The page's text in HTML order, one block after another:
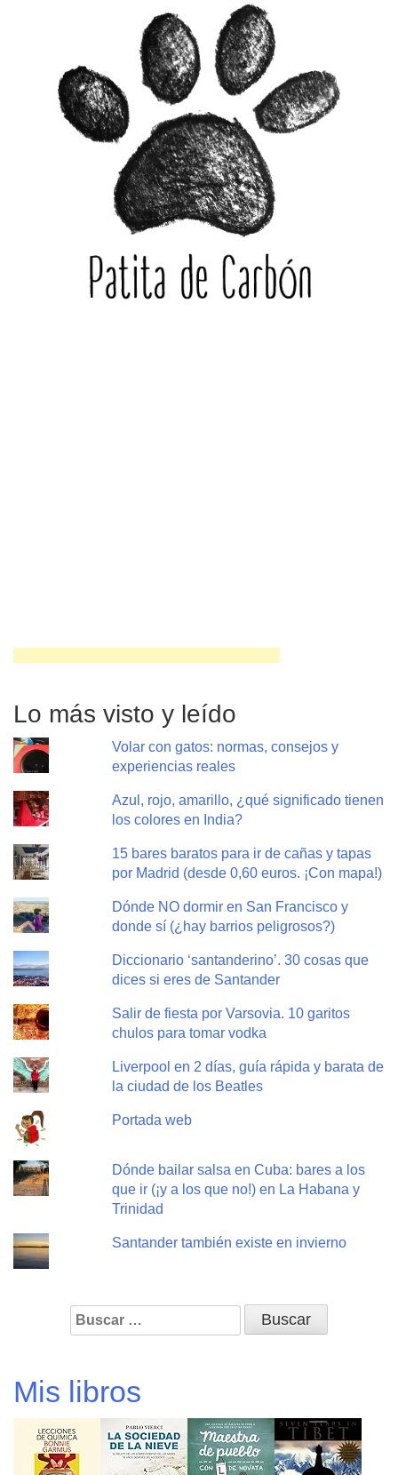
Lo más visto y leído
Volar con gatos: normas, consejos y
experiencias reales
Azul, rojo, amarillo, ¿qué significado tienen
los colores en India?
15 bares baratos para ir de cañas y tapas
por Madrid (desde 0,60 euros. ¡Con mapa!)
Dónde NO dormir en San Francisco y
donde sí (¿hay barrios peligrosos?)
Diccionario ‘santanderino’. 30 cosas que
dices si eres de Santander
Salir de fiesta por Varsovia. 10 garitos
chulos para tomar vodka
Liverpool en 2 días, guía rápida y barata de
la ciudad de los Beatles
Portada web
Dónde bailar salsa en Cuba: bares a los
que ir (¡y a los que no!) en La Habana y
Trinidad
Santander también existe en invierno
Buscar:
Mis libros